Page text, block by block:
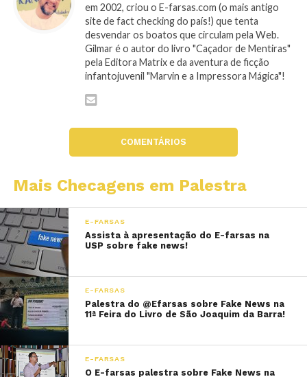
em 2002, criou o E-farsas.com (o mais antigo
site de fact checking do país!) que tenta
desvendar os boatos que circulam pela Web.
Gilmar é o autor do livro "Caçador de Mentiras"
pela Editora Matrix e da aventura de ficção
infantojuvenil "Marvin e a Impressora Mágica"!
COMENTÁRIOS
Mais Checagens em Palestra
E-FARSAS
Assista à apresentação do E-farsas na
USP sobre fake news!
E-FARSAS
Palestra do @Efarsas sobre Fake News na
11ª Feira do Livro de São Joaquim da Barra!
E-FARSAS
O E-farsas palestra sobre Fake News na